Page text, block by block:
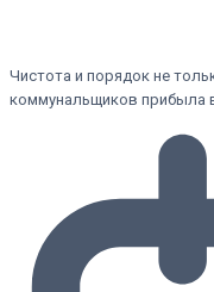
Чистота и порядок не
коммунальщиков прибыла